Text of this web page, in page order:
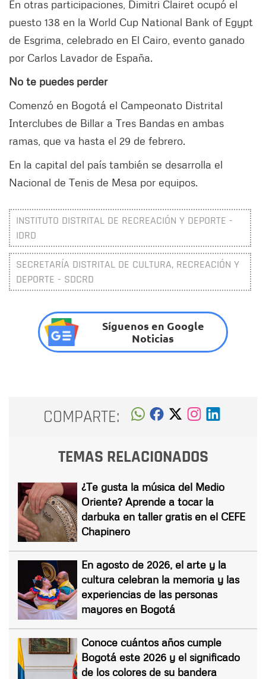
En otras participaciones, Dimitri Clairet ocupó el
puesto 138 en la World Cup National Bank of Egypt
de Esgrima, celebrado en El Cairo, evento ganado
por Carlos Lavador de España.
No te puedes perder
Comenzó en Bogotá el Campeonato Distrital
Interclubes de Billar a Tres Bandas en ambas
ramas, que va hasta el 29 de febrero.
En la capital del país también se desarrolla el
Nacional de Tenis de Mesa por equipos.
INSTITUTO DISTRITAL DE RECREACIÓN Y DEPORTE -
IDRD
SECRETARÍA DISTRITAL DE CULTURA, RECREACIÓN Y
DEPORTE - SDCRD
Síguenos en Google
Noticias
COMPARTE:
TEMAS RELACIONADOS
¿Te gusta la música del Medio
Oriente? Aprende a tocar la
darbuka en taller gratis en el CEFE
Chapinero
En agosto de 2026, el arte y la
cultura celebran la memoria y las
experiencias de las personas
mayores en Bogotá
Conoce cuántos años cumple
Bogotá este 2026 y el significado
de los colores de su bandera